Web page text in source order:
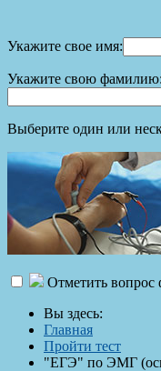
Укажите свое имя:
Укажите свою фамилию:
Выберите один или
Отметить вопрос
Вы здесь:
Главная
Пройти тест
"ЕГЭ" по ЭМГ